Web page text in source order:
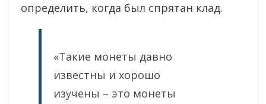
определить, когда был спрятан клад.
«Такие монеты давно
известны и хорошо
изучены – это монеты